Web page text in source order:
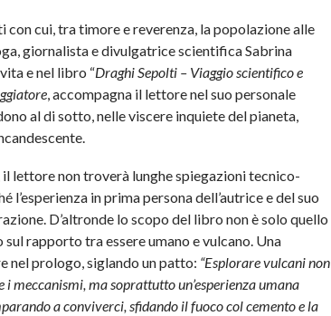
cui, tra timore e reverenza, la popolazione alle
giornalista e divulgatrice scientifica Sabrina
e nel libro “Draghi Sepolti – Viaggio scientifico e
, accompagna il lettore nel suo personale
al di sotto, nelle viscere inquiete del pianeta,
lettore non troverà lunghe spiegazioni tecnico-
in prima persona dell’autrice e del suo
D’altronde lo scopo del libro non è solo quello
rapporto tra essere umano e vulcano. Una
nel prologo, siglando un patto: “Esplorare vulcani non
meccanismi, ma soprattutto un’esperienza umana
a conviverci, sfidando il fuoco col cemento e la